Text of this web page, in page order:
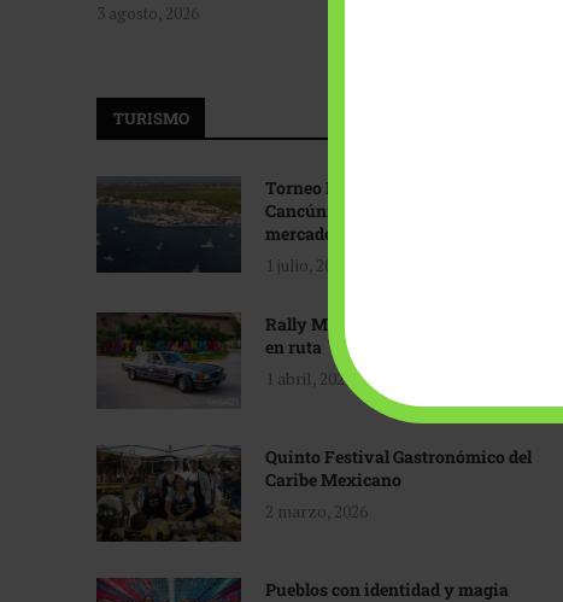
3 agosto, 2026
TURISMO
Torneo Internacional de Pesca
Cancún: Navegando hacia nuevos
mercados
1 julio, 2026
Rally Maya: Herencia automotriz
en ruta
1 abril, 2026
Quinto Festival Gastronómico del
Caribe Mexicano
2 marzo, 2026
Pueblos con identidad y magia